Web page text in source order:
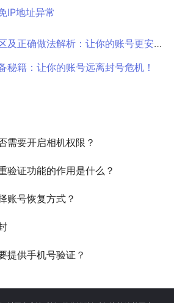
IP地址异常
正确做法解析：让你的账号更安全！
秘籍：让你的账号远离封号危机！
需要开启相机权限？
验证功能的作用是什么？
账号恢复方式？
提供手机号验证？